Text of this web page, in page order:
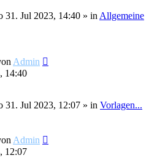
31. Jul 2023, 14:40 » in Allgemeine
Admin
14:40
31. Jul 2023, 12:07 » in Vorlagen...
Admin
12:07